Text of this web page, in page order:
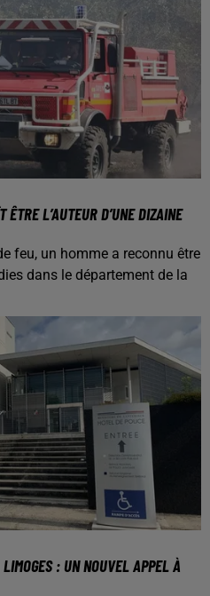
L’AUTEUR D’UNE DIZAINE
feu, un homme a reconnu être
dans le département de la
: UN NOUVEL APPEL À